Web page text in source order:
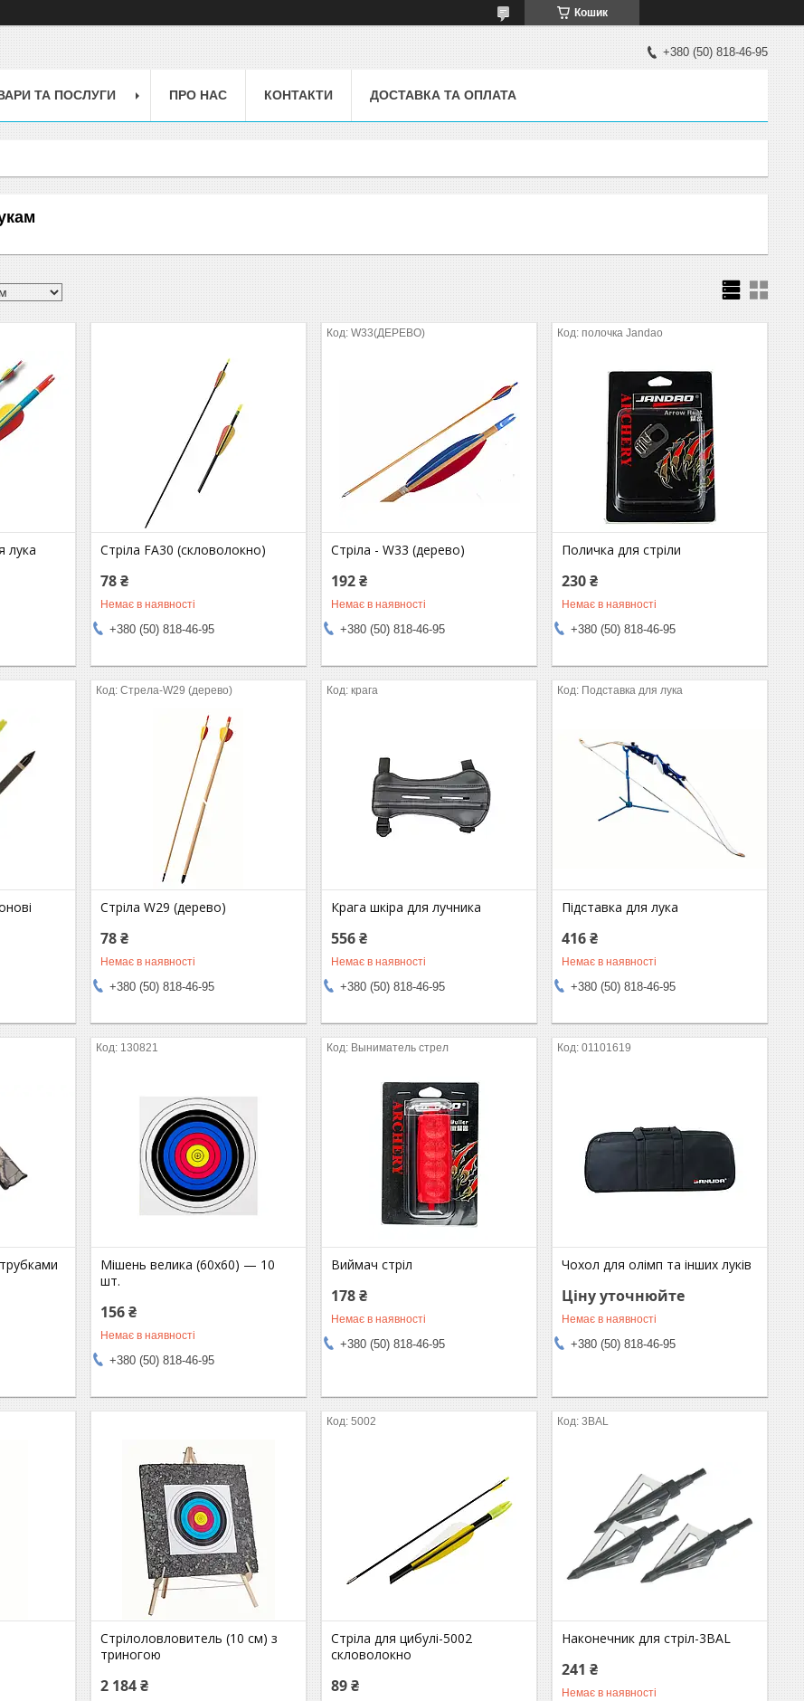
Кошик
+380 (50) 818-46-95
ТА ПОСЛУГИ ПРО НАС КОНТАКТИ ДОСТАВКА ТА ОПЛАТА
лука Стріла FA30 (скловолокно)
78 ₴
Немає в наявності
+380 (50) 818-46-95
W33(ДЕРЕВО)
Стріла - W33 (дерево)
192 ₴
Немає в наявності
+380 (50) 818-46-95
полочка Jandao
Поличка для стріли
230 ₴
Немає в наявності
+380 (50) 818-46-95
Стрела-W29 (дерево)
Стріла W29 (дерево)
78 ₴
Немає в наявності
+380 (50) 818-46-95
крага
Крага шкіра для лучника
556 ₴
Немає в наявності
+380 (50) 818-46-95
Подставка для лука
Підставка для лука
416 ₴
Немає в наявності
+380 (50) 818-46-95
130821
Мішень велика (60x60) — 10
шт.
156 ₴
Немає в наявності
+380 (50) 818-46-95
Выниматель стрел
Виймач стріл
178 ₴
Немає в наявності
+380 (50) 818-46-95
01101619
Чохол для олімп та інших луків
Ціну уточнюйте
Немає в наявності
+380 (50) 818-46-95
Стрілоловловитель (10 см) з
триногою
2 184 ₴
5002
Стріла для цибулі-5002
скловолокно
89 ₴
3BAL
Наконечник для стріл-3BAL
241 ₴
Немає в наявності